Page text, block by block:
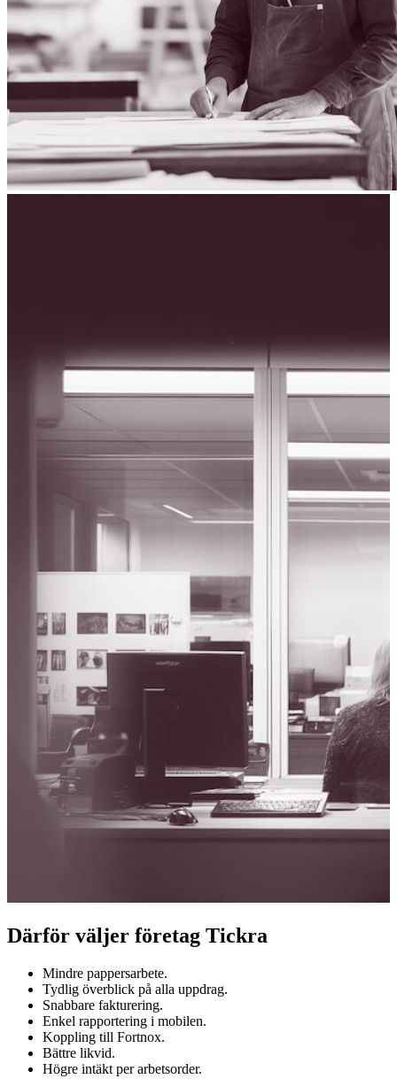
Därför väljer företag Tickra
Mindre pappersarbete.
Tydlig överblick på alla uppdrag.
Snabbare fakturering.
Enkel rapportering i mobilen.
Koppling till Fortnox.
Bättre likvid.
Högre intäkt per arbetsorder.